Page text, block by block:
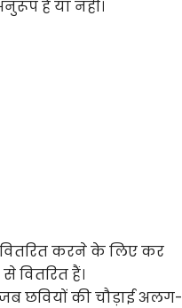
है या नहीं।
करने के लिए कर
वितरित हैं।
छवियों की चौड़ाई अलग-